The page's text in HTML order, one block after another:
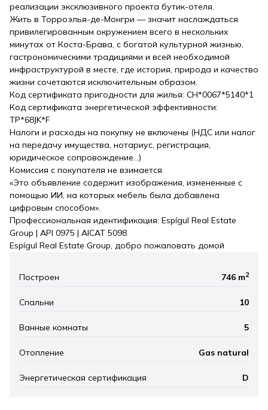
реализации эксклюзивного проекта бутик-отеля.
Жить в Торроэлья-де-Монгри — значит наслаждаться
привилегированным окружением всего в нескольких
минутах от Коста-Брава, с богатой культурной жизнью,
гастрономическими традициями и всей необходимой
инфраструктурой в месте, где история, природа и качество
жизни сочетаются исключительным образом.
Код сертификата пригодности для жилья: CH*0067*5140*1
Код сертификата энергетической эффективности:
TP*68JK*F
Налоги и расходы на покупку не включены (НДС или налог
на передачу имущества, нотариус, регистрация,
юридическое сопровождение…)
Комиссия с покупателя не взимается
«Это объявление содержит изображения, измененные с
помощью ИИ, на которых мебель была добавлена
цифровым способом».
Профессиональная идентификация: Espígul Real Estate
Group | API 0975 | AICAT 5098
Espígul Real Estate Group, добро пожаловать домой
Построен 746 m2
Спальни 10
Ванные комнаты 5
Отопление Gas natural
Энергетическая сертификация D